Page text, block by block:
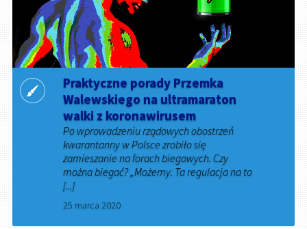
Praktyczne porady Przemka
Walewskiego na ultramaraton
walki z koronawirusem
Po wprowadzeniu rządowych obostrzeń
kwarantanny w Polsce zrobiło się
zamieszanie na forach biegowych. Czy
można biegać? „Możemy. Ta regulacja na to
[...]
25 marca 2020